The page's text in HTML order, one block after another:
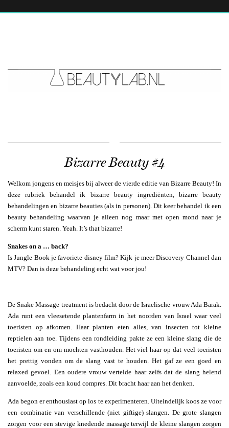
Bizarre Beauty #4
Welkom jongens en meisjes bij alweer de vierde editie van Bizarre Beauty! In
deze rubriek behandel ik bizarre beauty ingrediënten, bizarre beauty
behandelingen en bizarre beauties (als in personen). Dit keer behandel ik een
beauty behandeling waarvan je alleen nog maar met open mond naar je
scherm kunt staren. Yeah. It’s that bizarre!
Snakes on a … back?
Is Jungle Book je favoriete disney film? Kijk je meer Discovery Channel dan
MTV? Dan is deze behandeling echt wat voor jou!
De Snake Massage treatment is bedacht door de Israelische vrouw Ada Barak.
Ada runt een vleesetende plantenfarm in het noorden van Israel waar veel
toeristen op afkomen. Haar planten eten alles, van insecten tot kleine
reptielen aan toe. Tijdens een rondleiding pakte ze een kleine slang die de
toeristen om en om mochten vasthouden. Het viel haar op dat veel toeristen
het prettig vonden om de slang vast te houden. Het gaf ze een goed en
relaxed gevoel. Een oudere vrouw vertelde haar zelfs dat de slang helend
aanvoelde, zoals een koud compres. Dit bracht haar aan het denken.
Ada begon er enthousiast op los te experimenteren. Uiteindelijk koos ze voor
een combinatie van verschillende (niet giftige) slangen. De grote slangen
zorgen voor een stevige knedende massage terwijl de kleine slangen zorgen